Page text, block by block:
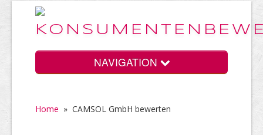
NAVIGATION
Home
Home » CAMSOL GmbH bewerten